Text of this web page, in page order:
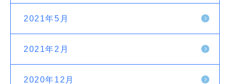
2021年5月
2021年2月
2020年12月